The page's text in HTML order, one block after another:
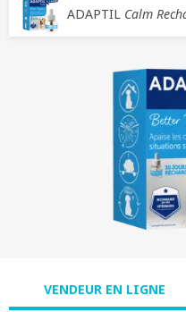
ADAPTIL Calm
VENDEUR EN LIGNE